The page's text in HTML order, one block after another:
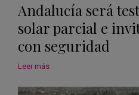
Andalucía será
solar parcial e
con seguridad
Leer más